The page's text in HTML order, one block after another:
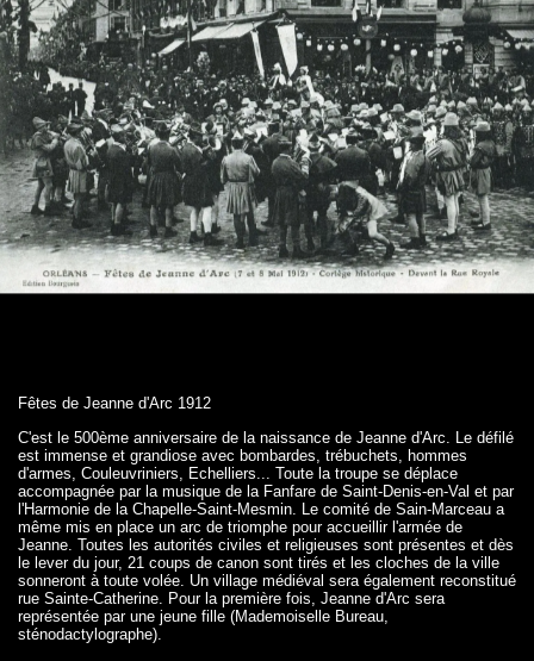
Fêtes de Jeanne d'Arc 1912
C'est le 500ème anniversaire de la naissance de Jeanne d'Arc. Le défilé
est immense et grandiose avec bombardes, trébuchets, hommes
d'armes, Couleuvriniers, Echelliers... Toute la troupe se déplace
accompagnée par la musique de la Fanfare de Saint-Denis-en-Val et par
l'Harmonie de la Chapelle-Saint-Mesmin. Le comité de Sain-Marceau a
même mis en place un arc de triomphe pour accueillir l'armée de
Jeanne. Toutes les autorités civiles et religieuses sont présentes et dès
le lever du jour, 21 coups de canon sont tirés et les cloches de la ville
sonneront à toute volée. Un village médiéval sera également reconstitué
rue Sainte-Catherine. Pour la première fois, Jeanne d'Arc sera
représentée par une jeune fille (Mademoiselle Bureau,
sténodactylographe).